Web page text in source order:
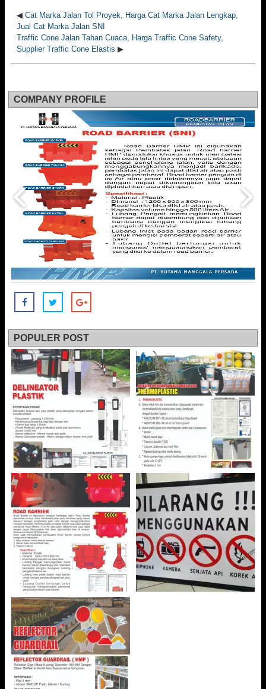
◀ Cat Marka Jalan Tol Proyek, Harga Cat Marka Jalan Lengkap,
Jual Cat Marka Jalan SNI
Traffic Cone Jalan Tahan Cuaca, Harga Traffic Cone Safety,
Supplier Traffic Cone Elastis ▶
COMPANY PROFILE
POPULER POST